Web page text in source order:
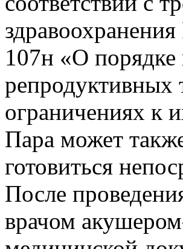
107н «О порядке
репродуктивных
ограничениях к
Пара может
готовиться
После
врачом